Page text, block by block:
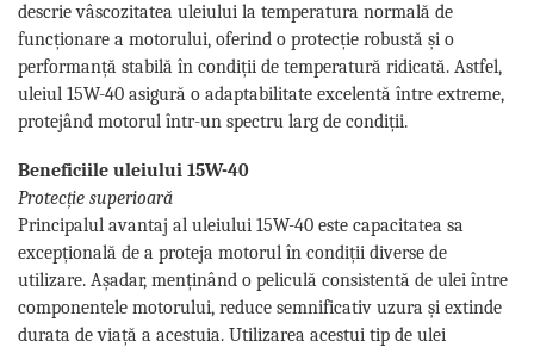
descrie vâscozitatea uleiului la temperatura normală de
funcționare a motorului, oferind o protecție robustă și o
performanță stabilă în condiții de temperatură ridicată. Astfel,
uleiul 15W-40 asigură o adaptabilitate excelentă între extreme,
protejând motorul într-un spectru larg de condiții.
Beneficiile uleiului 15W-40
Protecție superioară
Principalul avantaj al uleiului 15W-40 este capacitatea sa
excepțională de a proteja motorul în condiții diverse de
utilizare. Așadar, menținând o peliculă consistentă de ulei între
componentele motorului, reduce semnificativ uzura și extinde
durata de viață a acestuia. Utilizarea acestui tip de ulei